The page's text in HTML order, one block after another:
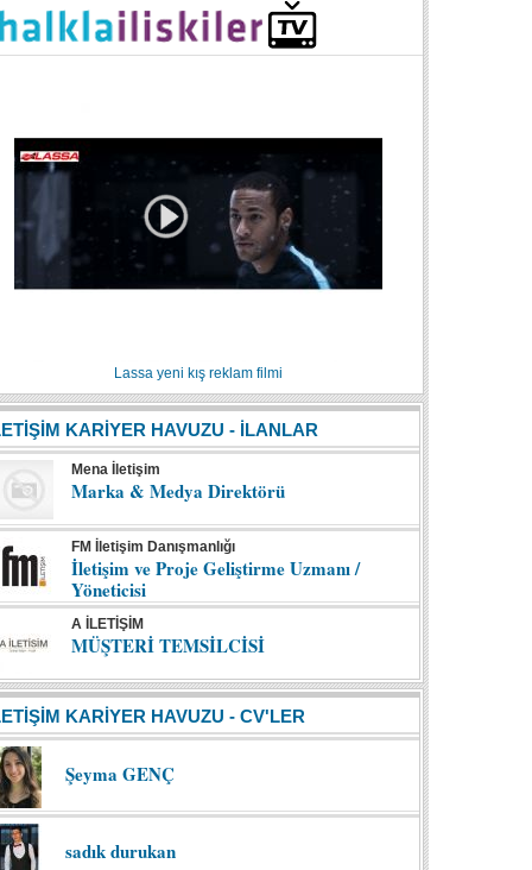
Lassa yeni kış reklam filmi
KARİYER HAVUZU - İLANLAR
Mena İletişim
Marka & Medya Direktörü
FM İletişim Danışmanlığı
İletişim ve Proje Geliştirme Uzmanı /
Yöneticisi
A İLETİŞİM
MÜŞTERİ TEMSİLCİSİ
KARİYER HAVUZU - CV'LER
Şeyma GENÇ
sadık durukan